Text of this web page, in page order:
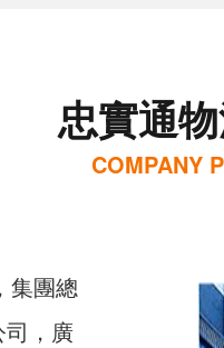
忠實通
COMPANY
集團總
，廣